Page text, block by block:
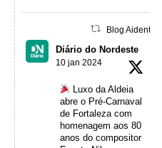
Blog Aidentu
Diário do Nordeste
10 jan 2024
Luxo da Aldeia
abre o Pré-Carnaval
de Fortaleza com
homenagem aos 80
anos do compositor